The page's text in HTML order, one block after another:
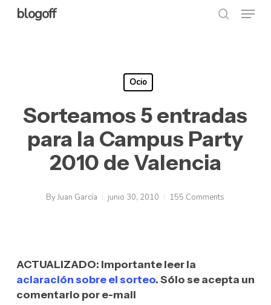
Skipblogoff Menu
Ocio
Sorteamos 5 entradas
para la Campus Party
2010 de Valencia
ByJuan García junio 30, 2010 155 Comments
ACTUALIZADO: Importante leer la
aclaración sobre el sorteo. Sólo se acepta un
comentario por e-mail